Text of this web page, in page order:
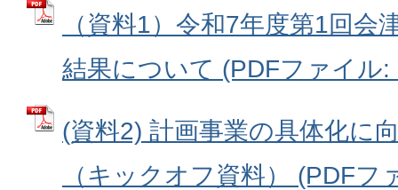
（資料1）令和7年度第1回会
結果について (PDFファイル:
(資料2) 計画事業の具体化に
（キックオフ資料） (PDFフ